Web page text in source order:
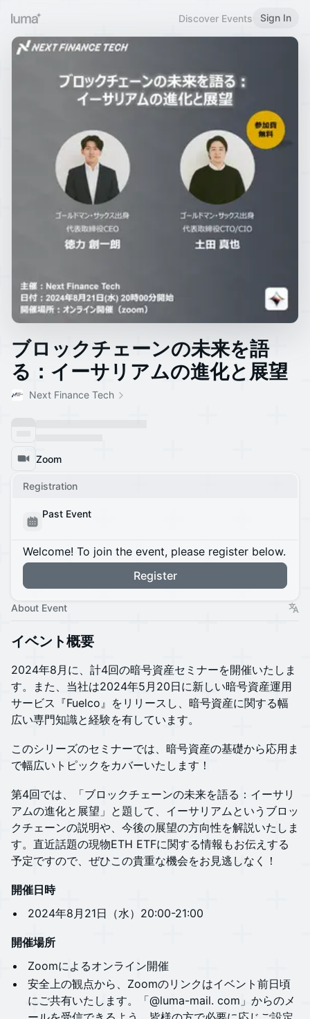
Discover Events Sign In
ブロックチェーンの未来を語
る：イーサリアムの進化と展望
Next Finance Tech
Zoom
Registration
Past Event
Welcome! To join the event, please register below.
Register
About Event
イベント概要
​​​​​​2024年8月に、計4回の暗号資産セミナーを開催いたしま
す。また、当社は2024年5月20日に新しい暗号資産運用
サービス『Fuelco』をリリースし、暗号資産に関する幅
広い専門知識と経験を有しています。
​このシリーズのセミナーでは、暗号資産の基礎から応用ま
で幅広いトピックをカバーいたします！
​第4回では、「ブロックチェーンの未来を語る：イーサリ
アムの進化と展望」と題して、イーサリアムというブロッ
クチェーンの説明や、今後の展望の方向性を解説いたしま
す。直近話題の現物ETH ETFに関する情報もお伝えする
予定ですので、ぜひこの貴重な機会をお見逃しなく！
開催日時
​​​​​​2024年8月21日（水）20:00-21:00
開催場所
​​​​Zoomによるオンライン開催
​​​​安全上の観点から、Zoomのリンクはイベント前日頃
に​​ご共有いたします。「@luma-mail. com」からのメ